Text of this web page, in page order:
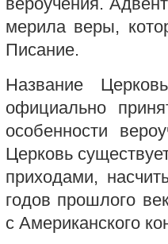
мерила веры,
Писание.
Название
официально
особенности
Церковь
приходами,
годов прошлого
с Американского